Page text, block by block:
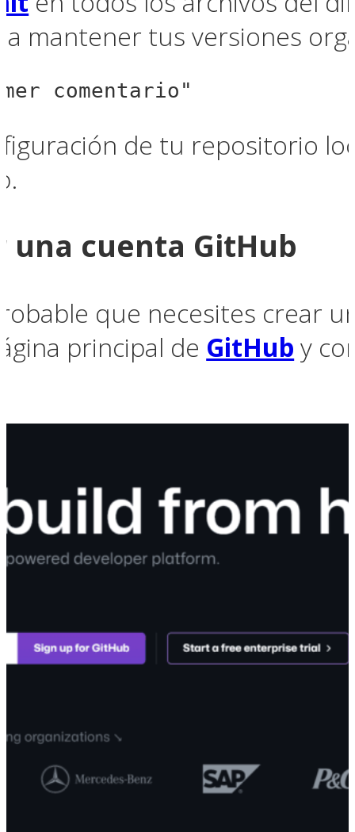
mantener tus versiones
comentario"
de tu repositorio
una cuenta GitHub
que necesites crear
principal de GitHub y